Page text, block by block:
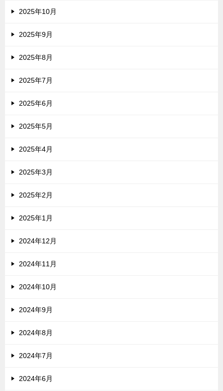
2025年10月
2025年9月
2025年8月
2025年7月
2025年6月
2025年5月
2025年4月
2025年3月
2025年2月
2025年1月
2024年12月
2024年11月
2024年10月
2024年9月
2024年8月
2024年7月
2024年6月